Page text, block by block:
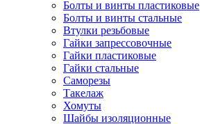
Болты и винты пластиковые
Болты и винты стальные
Втулки резьбовые
Гайки запрессовочные
Гайки пластиковые
Гайки стальные
Саморезы
Такелаж
Хомуты
Шайбы изоляционные